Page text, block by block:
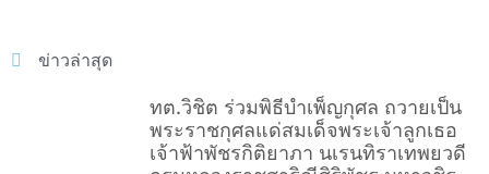
ข่าวล่าสุด
ทต.วิชิต ร่วมพิธีบำเพ็ญกุศล ถวายเป็น
พระราชกุศลแด่สมเด็จพระเจ้าลูกเธอ
เจ้าฟ้าพัชรกิติยาภา นเรนทิราเทพยวดี